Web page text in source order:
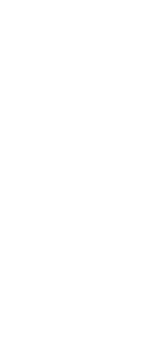
recorrido:
de la Palmera,
de las
Cajal, Ronda
los Dolores y
Puente de las
Señora de las
Bustamante,
Torres,
en la Parroquia